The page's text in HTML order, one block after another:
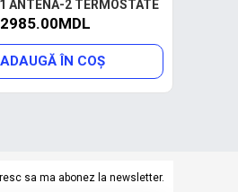
ANTENA-2 TERMOSTATE
2985.00MDL
ADAUGĂ ÎN COŞ
sa ma abonez la newsletter.